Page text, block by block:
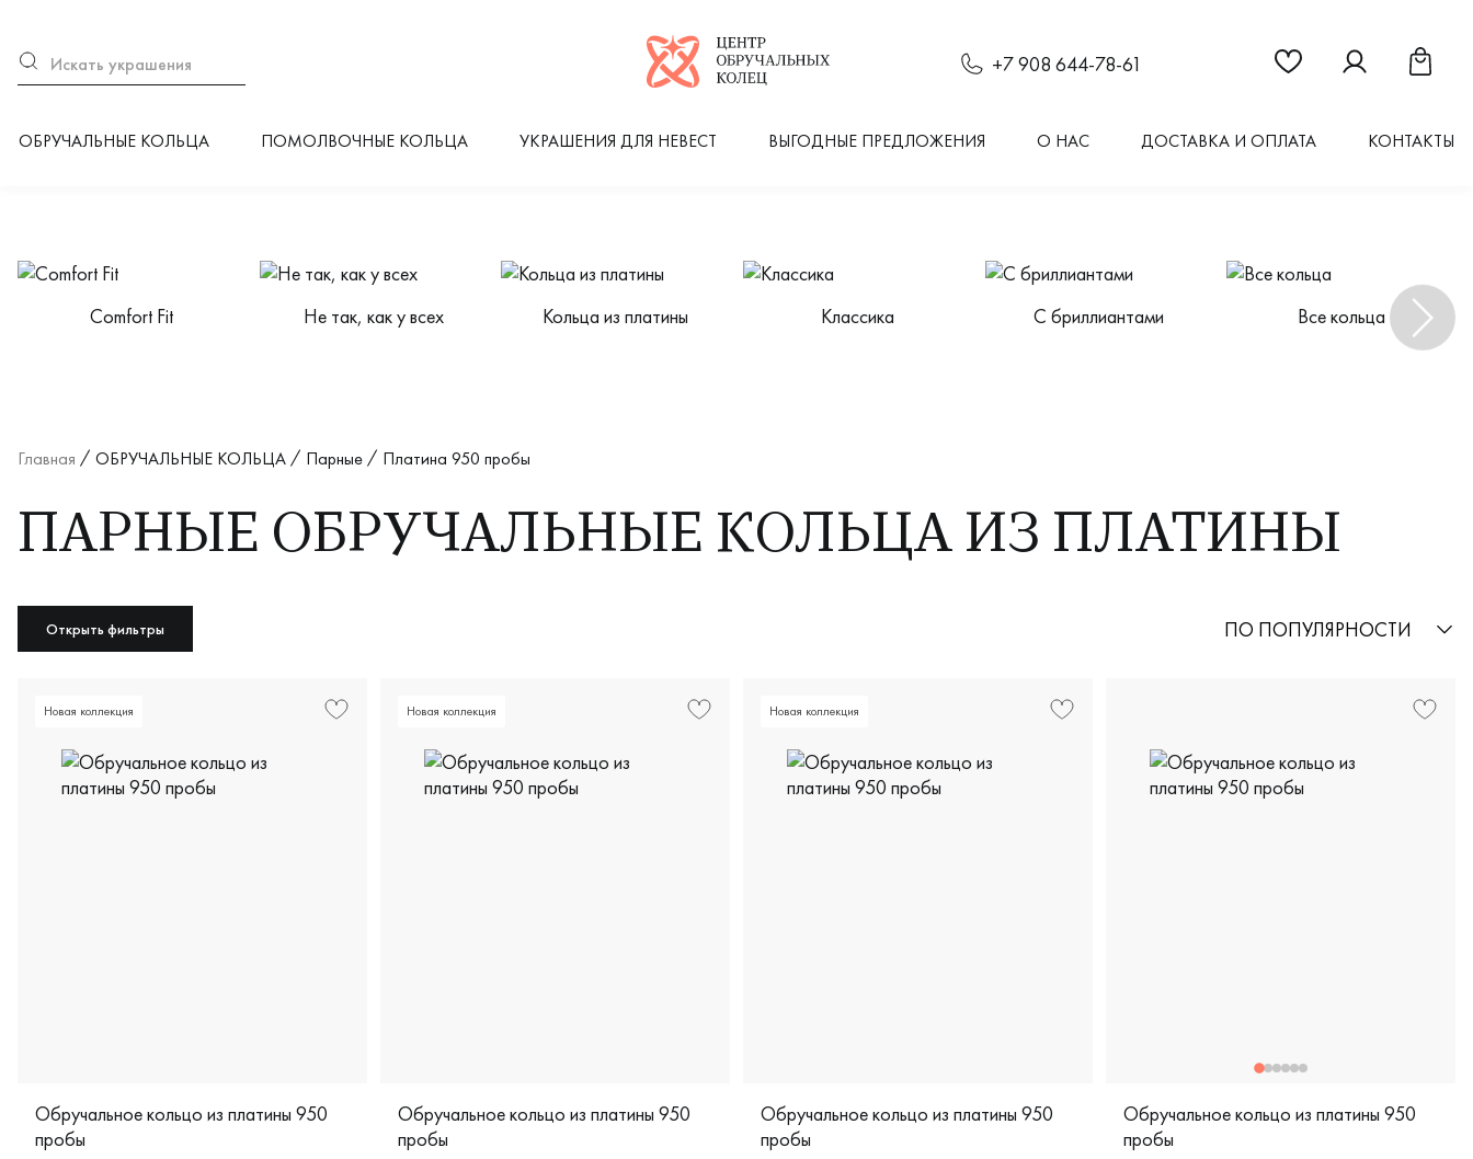
Логотип компании
+7 908 644-78-61 Ссылка на страницу
Ссылка наСсылка
ОБРУЧАЛЬНЫЕ КОЛЬЦА ПОМОЛВОЧНЫЕ КОЛЬЦА УКРАШЕНИЯ ДЛЯ НЕВЕСТ ВЫГОДНЫЕ ПРЕДЛОЖЕНИЯ О НАС ДОСТАВКА И ОПЛАТА КОНТАКТЫ
Категории каталога
Сomfort Fit Не так, как у всех Кольца из платины Классика С бриллиантами Все кольца
Главная ОБРУЧАЛЬНЫЕ КОЛЬЦА Парные Платина 950 пробы
ПАРНЫЕ ОБРУЧАЛЬНЫЕ КОЛЬЦА ИЗ ПЛАТИНЫ
Открыть фильтры ПО ПОПУЛЯРНОСТИ
Новая коллекция
Обручальное кольцо из платины 950
пробы
Новая коллекция
Обручальное кольцо из платины 950
пробы
Новая коллекция
Обручальное кольцо из платины 950
пробы
Обручальное кольцо из платины 950
пробы